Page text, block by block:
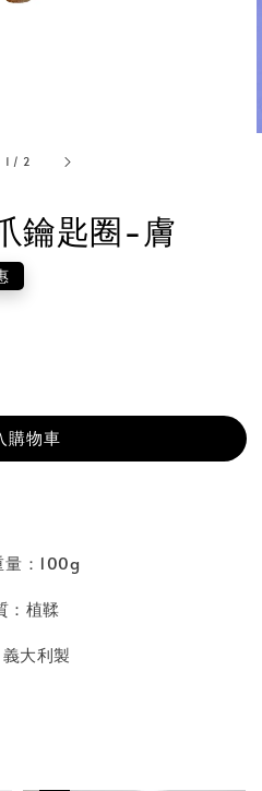
1 / 2
鑰匙圈-膚
購物車
量：100g
：植鞣
大利製